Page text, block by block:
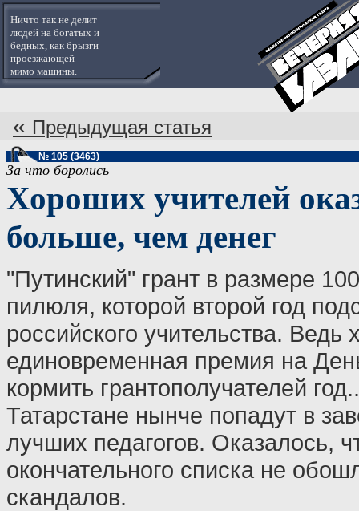
Ничто так не делит
людей на богатых и
бедных, как брызги
проезжающей
мимо машины.
« Предыдущая статья
№ 105 (3463)
За что боролись
Хороших учителей
больше, чем денег
"Путинский" грант в размере
пилюля, которой второй год
российского учительства. Ведь
единовременная премия на
кормить грантополучателей
Татарстане нынче попадут в
лучших педагогов. Оказалось,
окончательного списка не
скандалов.